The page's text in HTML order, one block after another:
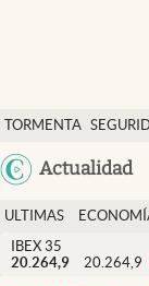
TORMENTA
Actualidad
Economía y finanzas
Política
Actualidad
Criptomonedas
ULTIMAS
NOTICIAS
FINANZAS
IBEX 35
20.264,9
20.264,9